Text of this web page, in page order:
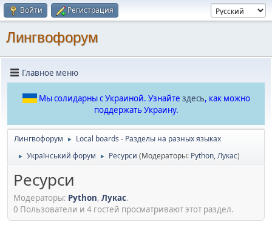
Войти Регистрация
Лингвофорум
Главное меню
Мы солидарны с Украиной. Узнайте здесь, как можно
поддержать Украину.
Лингвофорум ► Local boards - Разделы на разных языках
► Український форум ► Ресурси (Модераторы: Python,Лукас)
Ресурси
Модераторы: Python, Лукас.
0 Пользователи и 4 гостей просматривают этот раздел.